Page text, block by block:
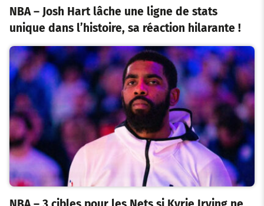
NBA – Josh Hart lâche une ligne de stats
unique dans l’histoire, sa réaction hilarante !